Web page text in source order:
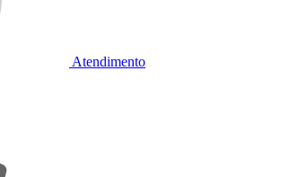
Atendimento